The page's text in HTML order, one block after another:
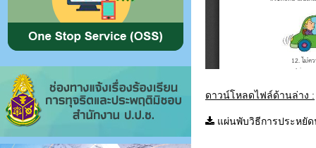
ดาวน์โหลดไฟล์ด้านล่าง :
แผ่นพับวิธีการประหยัด